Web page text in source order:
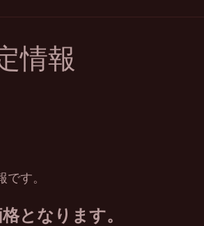
情報
す。
となります。